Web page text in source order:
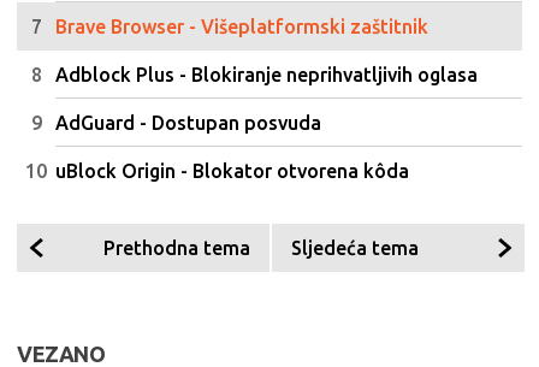
Brave Browser - Višeplatformski zaštitnik
Adblock Plus - Blokiranje neprihvatljivih oglasa
AdGuard - Dostupan posvuda
uBlock Origin - Blokator otvorena kôda
Prethodna tema Sljedeća tema
VEZANO